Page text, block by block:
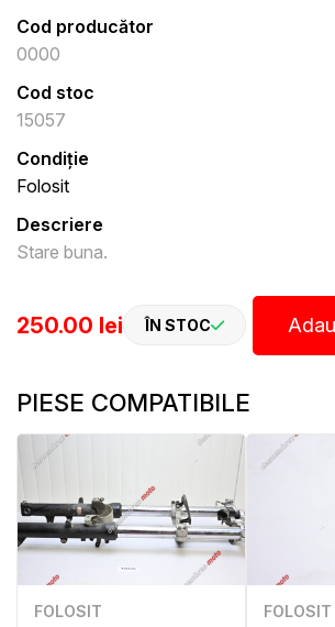
Cod producător
0000
Cod stoc
15057
Condiție
Folosit
Descriere
Stare buna.
250.00 lei ÎN STOC
PIESE COMPATIBILE
FOLOSIT FOLOSIT